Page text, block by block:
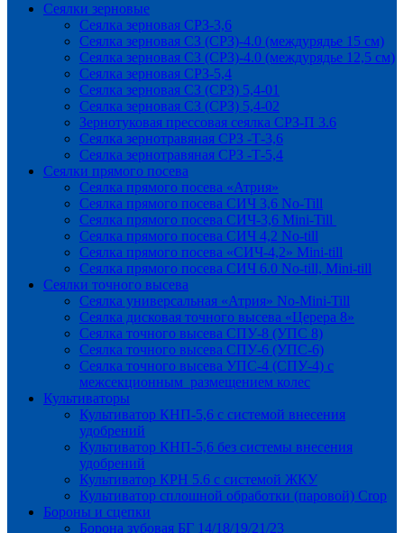
Сеялки зерновые
Сеялка зерновая СРЗ-3,6
Сеялка зерновая СЗ (СРЗ)-4.0 (междурядье 15 см)
Сеялка зерновая СЗ (СРЗ)-4.0 (междурядье 12,5 см)
Сеялка зерновая СРЗ-5,4
Сеялка зерновая СЗ (СРЗ) 5,4-01
Сеялка зерновая СЗ (СРЗ) 5,4-02
Зернотуковая прессовая сеялка СРЗ-П 3.6
Сеялка зернотравяная СРЗ -Т-3,6
Сеялка зернотравяная СРЗ -Т-5,4
Сеялки прямого посева
Сеялка прямого посева «Атрия»
Сеялка прямого посева СИЧ 3,6 No-Till
Сеялка прямого посева СИЧ-3,6 Mini-Till
Сеялка прямого посева СИЧ 4,2 No-till
Сеялка прямого посева «СИЧ-4,2» Mini-till
Сеялка прямого посева СИЧ 6.0 No-till, Mini-till
Сеялки точного высева
Сеялка универсальная «Атрия» No-Mini-Till
Сеялка дисковая точного высева «Церера 8»
Сеялка точного высева СПУ-8 (УПС 8)
Сеялка точного высева СПУ-6 (УПС-6)
Сеялка точного высева УПС-4 (СПУ-4) с
межсекционным размещением колес
Культиваторы
Культиватор КНП-5,6 с системой внесения
удобрений
Культиватор КНП-5,6 без системы внесения
удобрений
Культиватор КРН 5.6 с системой ЖКУ
Культиватор сплошной обработки (паровой) Crop
Бороны и сцепки
Борона зубовая БГ 14/18/19/21/23